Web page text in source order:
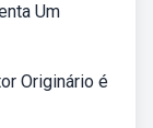
Um
Originário é